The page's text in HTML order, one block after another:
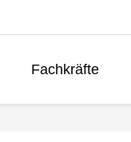
Fachkräfte